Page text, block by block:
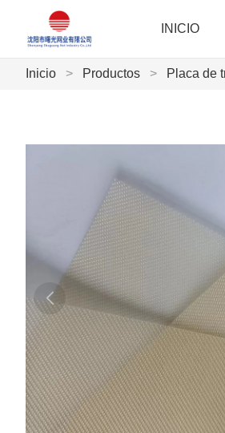
INICIO
Inicio > Productos > Placa de